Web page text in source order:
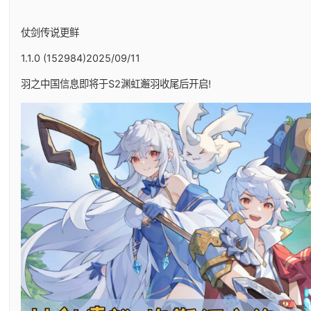
仗剑传说更鲜
1.1.0 (152984)2025/09/11
羽之中国信息即将于S2渊虹邂羽收尾后开启!